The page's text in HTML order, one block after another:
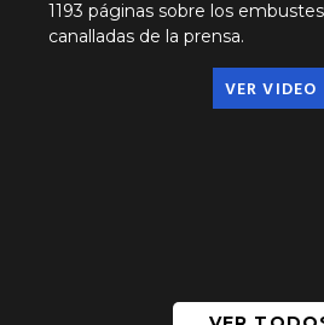
1193 páginas sobre los
canalladas de la prensa.
VER VIDEO